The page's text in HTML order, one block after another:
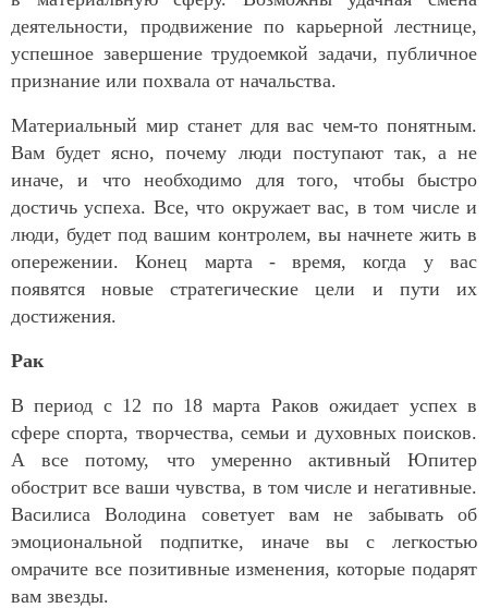
деятельности, продвижение по карьерной лестнице,
успешное завершение трудоемкой задачи, публичное
признание или похвала от начальства.
Материальный мир станет для вас чем-то понятным.
Вам будет ясно, почему люди поступают так, а не
иначе, и что необходимо для того, чтобы быстро
достичь успеха. Все, что окружает вас, в том числе и
люди, будет под вашим контролем, вы начнете жить в
опережении. Конец марта - время, когда у вас
появятся новые стратегические цели и пути их
достижения.
Рак
В период с 12 по 18 марта Раков ожидает успех в
сфере спорта, творчества, семьи и духовных поисков.
А все потому, что умеренно активный Юпитер
обострит все ваши чувства, в том числе и негативные.
Василиса Володина советует вам не забывать об
эмоциональной подпитке, иначе вы с легкостью
омрачите все позитивные изменения, которые подарят
вам звезды.